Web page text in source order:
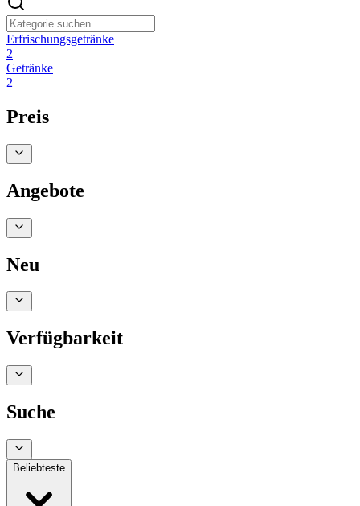
Erfrischungsgetränke
2
Getränke
2
Preis
Angebote
Neu
Verfügbarkeit
Suche
Beliebteste